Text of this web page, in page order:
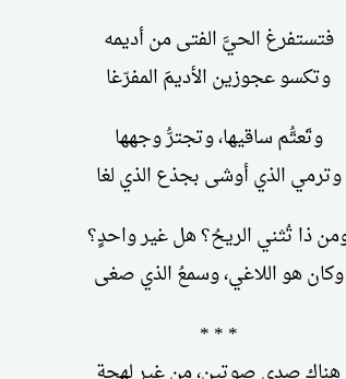
فتستفرغ الحيَّ الفتى من أديمه
وتكسو عجوزين الأديمَ المفرّغا
وتَعتُّم ساقيها، وتجترُّ وجهها
وترمي الذي أوشى بجذع الذي لغا
ذا تُثني الريحُ؟ هل غير واحدٍ؟
وكان هو اللاغي، وسمعُ الذي صغى
* * *